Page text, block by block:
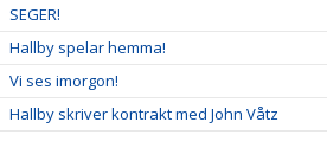
SEGER!
Hallby spelar hemma!
Vi ses imorgon!
Hallby skriver kontrakt med John Våtz